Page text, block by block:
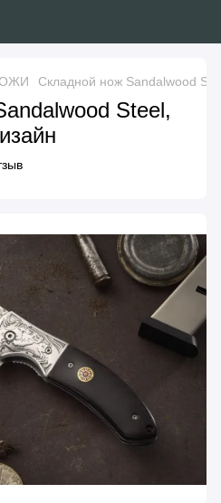
Складной нож Sandalwood
Steel,